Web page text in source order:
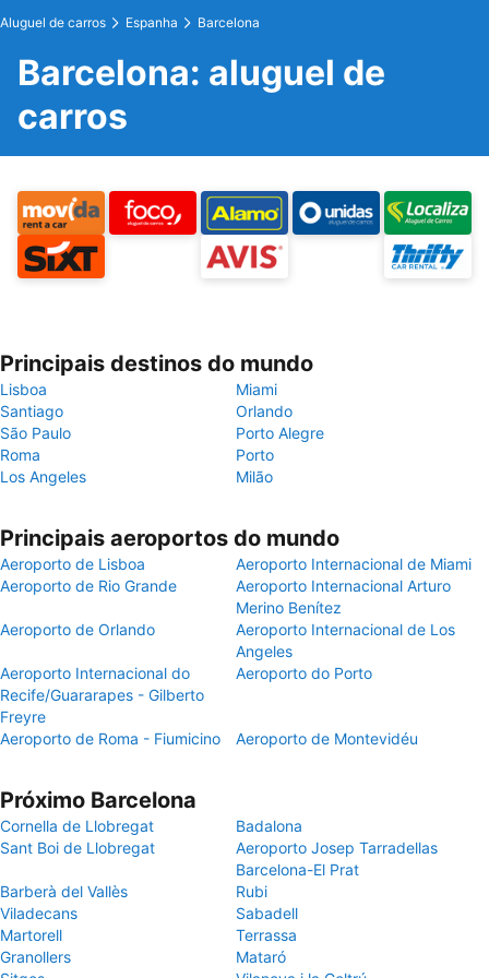
Aluguel de carros Espanha Barcelona
Barcelona: aluguel de
carros
Principais destinos do mundo
Lisboa
Miami
Santiago
Orlando
São Paulo
Porto Alegre
Roma
Porto
Los Angeles
Milão
Principais aeroportos do mundo
Aeroporto de Lisboa
Aeroporto Internacional de Miami
Aeroporto de Rio Grande
Aeroporto Internacional Arturo
Merino Benítez
Aeroporto de Orlando
Aeroporto Internacional de Los
Angeles
Aeroporto Internacional do
Recife/Guararapes - Gilberto
Freyre
Aeroporto do Porto
Aeroporto de Roma - Fiumicino Aeroporto de Montevidéu
Próximo Barcelona
Cornella de Llobregat
Badalona
Sant Boi de Llobregat
Aeroporto Josep Tarradellas
Barcelona-El Prat
Barberà del Vallès
Rubi
Viladecans
Sabadell
Martorell
Terrassa
Granollers
Mataró